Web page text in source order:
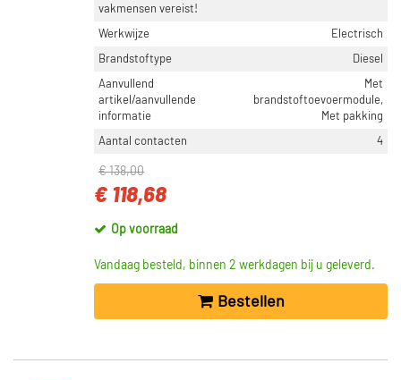
ONDERDEELMERK
AS-PL (1)
Van Wezel (2)
Kroon Oil (6)
Febi Bilstein (3)
INHOUD [LITER]
vakmensen vereist!
Werkwijze
Electrisch
Brandstoftype
Diesel
Aanvullend
artikel/aanvullende
informatie
Met
brandstoftoevoermodule,
Met pakking
Aantal contacten
4
€ 138,00
€ 118,68
Op voorraad
Vandaag besteld, binnen 2 werkdagen bij u geleverd.
Bestellen